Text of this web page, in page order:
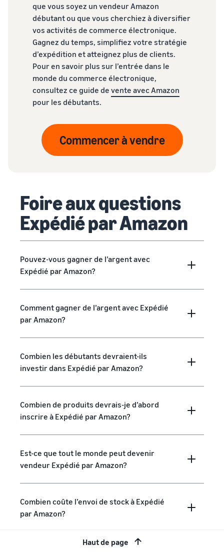
que vous soyez un vendeur Amazon
débutant ou que vous cherchiez à diversifier
vos activités de commerce électronique.
Gagnez du temps, simplifiez votre stratégie
d’expédition et atteignez plus de clients.
Pour en savoir plus sur l’entrée dans le
monde du commerce électronique,
consultez ce guide de vente avec Amazon
pour les débutants.
Commencer à vendre
Foire aux questions
Expédié par Amazon
Pouvez-vous gagner de l’argent avec
Expédié par Amazon?
Comment gagner de l’argent avec Expédié
par Amazon?
Combien les débutants devraient-ils
investir dans Expédié par Amazon?
Combien de produits devrais-je d’abord
inscrire à Expédié par Amazon?
Est-ce que tout le monde peut devenir
vendeur Expédié par Amazon?
Combien coûte l’envoi de stock à Expédié
par Amazon?
Quelle quantité de stock dois-je envoyer à
Haut de page